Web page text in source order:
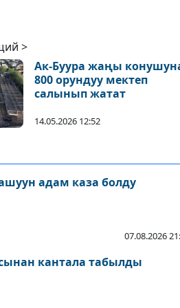
>
Ак-Буура жаңы
800 орундуу мектеп
салынып жатат
14.05.2026 12:52
адам каза болду
07.08.2026
кантала табылды